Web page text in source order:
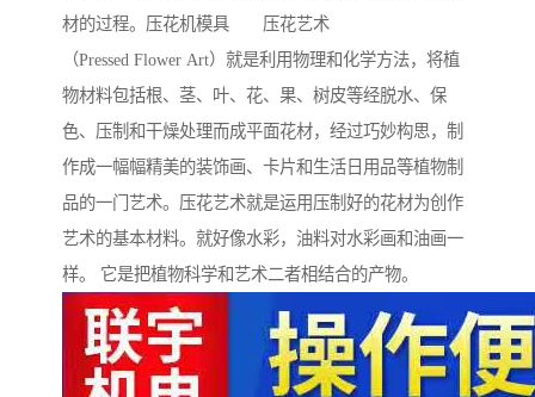
材的过程。压花机模具 压花艺术
（Pressed Flower Art）就是利用物理和化学方法，将植
物材料包括根、茎、叶、花、果、树皮等经脱水、保
色、压制和干燥处理而成平面花材，经过巧妙构思，制
作成一幅幅精美的装饰画、卡片和生活日用品等植物制
品的一门艺术。压花艺术就是运用压制好的花材为创作
艺术的基本材料。就好像水彩，油料对水彩画和油画一
样。 它是把植物科学和艺术二者相结合的产物。